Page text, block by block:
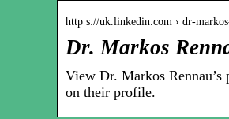
http s://uk.linkedin.com › dr-
Dr. Markos
View Dr. Markos
on their profile.